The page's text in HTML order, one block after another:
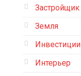
Застройщик
Земля
Инвестиции
Интерьер